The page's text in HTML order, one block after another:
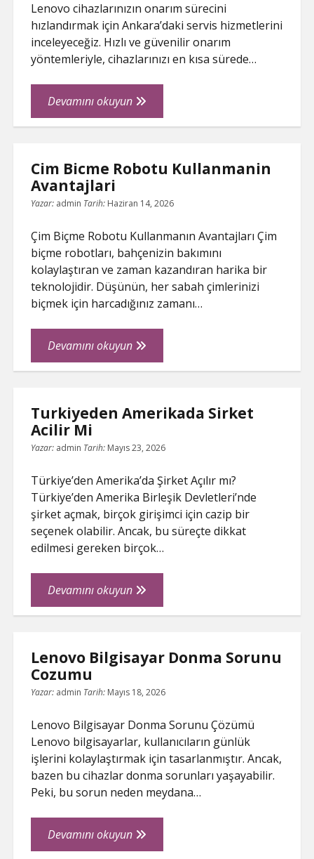
Lenovo cihazlarınızın onarım sürecini
hızlandırmak için Ankara’daki servis hizmetlerini
inceleyeceğiz. Hızlı ve güvenilir onarım
yöntemleriyle, cihazlarınızı en kısa sürede…
Devamını okuyunLenovo
Servis
Onarim
Cim Bicme Robotu Kullanmanin
Avantajlari
Yazar: admin Tarih: Haziran 14, 2026
Çim Biçme Robotu Kullanmanın Avantajları Çim
biçme robotları, bahçenizin bakımını
kolaylaştıran ve zaman kazandıran harika bir
teknolojidir. Düşünün, her sabah çimlerinizi
biçmek için harcadığınız zamanı…
Devamını okuyunCim
Bicme
Avantajlari
Turkiyeden Amerikada Sirket
Acilir Mi
Yazar: admin Tarih: Mayıs 23, 2026
Türkiye’den Amerika’da Şirket Açılır mı?
Türkiye’den Amerika Birleşik Devletleri’nde
şirket açmak, birçok girişimci için cazip bir
seçenek olabilir. Ancak, bu süreçte dikkat
edilmesi gereken birçok…
Devamını okuyunTurkiyeden
Amerikada
Mi
Lenovo Bilgisayar Donma Sorunu
Cozumu
Yazar: admin Tarih: Mayıs 18, 2026
Lenovo Bilgisayar Donma Sorunu Çözümü
Lenovo bilgisayarlar, kullanıcıların günlük
işlerini kolaylaştırmak için tasarlanmıştır. Ancak,
bazen bu cihazlar donma sorunları yaşayabilir.
Peki, bu sorun neden meydana…
Devamını okuyunLenovo
Bilgisayar